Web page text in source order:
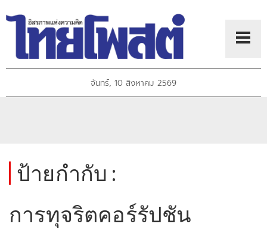
จันทร์, 10 สิงหาคม 2569
ป้ายกำกับ :
การทุจริตคอร์รัปชัน